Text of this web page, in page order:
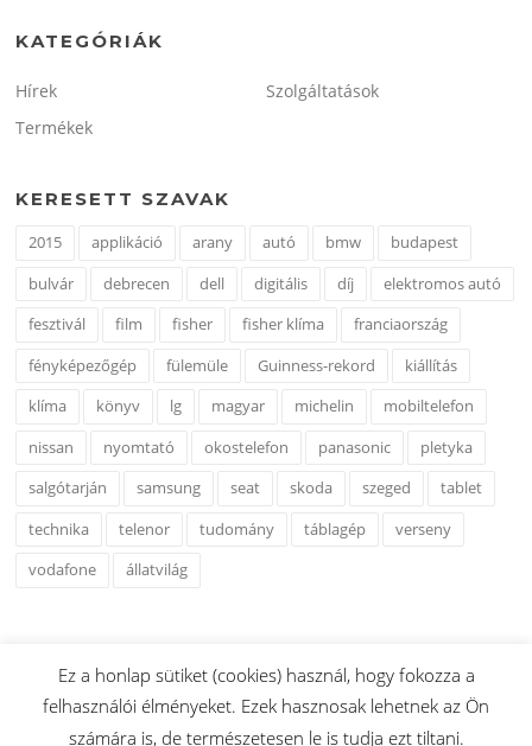
KATEGÓRIÁK
Hírek
Szolgáltatások
Termékek
KERESETT SZAVAK
2015 applikáció arany autó bmw
budapest
bulvár
debrecen dell digitális díj
elektromos autó
fesztivál
film fisher fisher klíma
franciaország
fényképezőgép
fülemüle Guinness-rekord
kiállítás
klíma
könyv lg magyar michelin
mobiltelefon
nissan
nyomtató okostelefon panasonic
pletyka
salgótarján
samsung seat skoda szeged
tablet
technika
telenor tudomány táblagép
verseny
vodafone
állatvilág
Copyright © 2026 www.esshu.hu. Minden Jog Fenntartva.
Ez a honlap sütiket (cookies) használ, hogy fokozza a
felhasználói élményeket. Ezek hasznosak lehetnek az Ön
számára is, de természetesen le is tudja ezt tiltani.